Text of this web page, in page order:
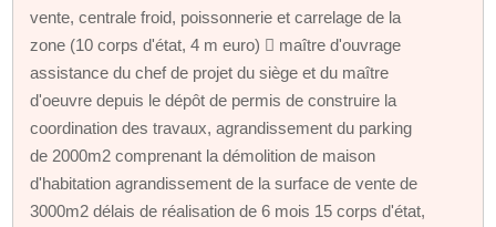
vente, centrale froid, poissonnerie et carrelage de la
zone (10 corps d'état, 4 m euro)  maître d'ouvrage
assistance du chef de projet du siège et du maître
d'oeuvre depuis le dépôt de permis de construire la
coordination des travaux, agrandissement du parking
de 2000m2 comprenant la démolition de maison
d'habitation agrandissement de la surface de vente de
3000m2 délais de réalisation de 6 mois 15 corps d'état,